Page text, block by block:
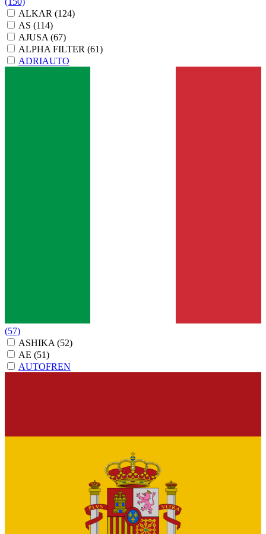
ALKAR (124)
AS (114)
AJUSA (67)
ALPHA FILTER (61)
ADRIAUTO
(57)
ASHIKA (52)
AE (51)
AUTOFREN